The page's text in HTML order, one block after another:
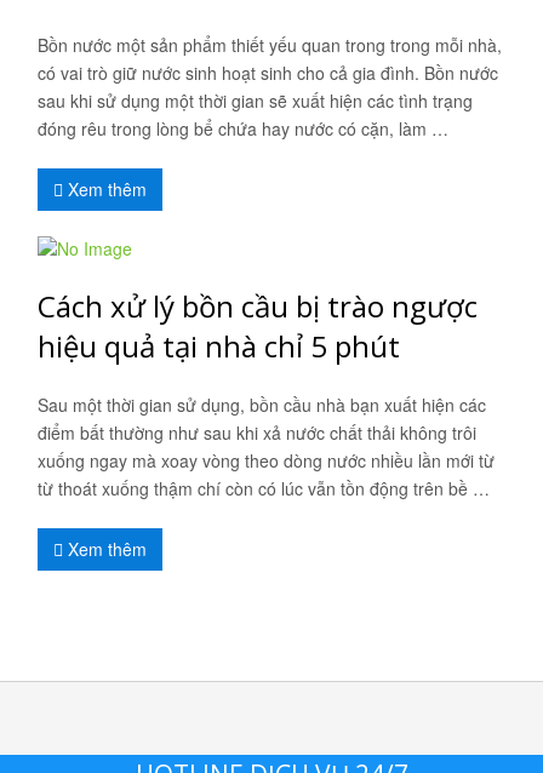
Bồn nước một sản phẩm thiết yếu quan trong trong mỗi nhà,
có vai trò giữ nước sinh hoạt sinh cho cả gia đình. Bồn nước
sau khi sử dụng một thời gian sẽ xuất hiện các tình trạng
đóng rêu trong lòng bể chứa hay nước có cặn, làm …
Xem thêm
Cách xử lý bồn cầu bị trào ngược
hiệu quả tại nhà chỉ 5 phút
Sau một thời gian sử dụng, bồn cầu nhà bạn xuất hiện các
điểm bất thường như sau khi xả nước chất thải không trôi
xuống ngay mà xoay vòng theo dòng nước nhiều lần mới từ
từ thoát xuống thậm chí còn có lúc vẫn tồn động trên bề …
Xem thêm